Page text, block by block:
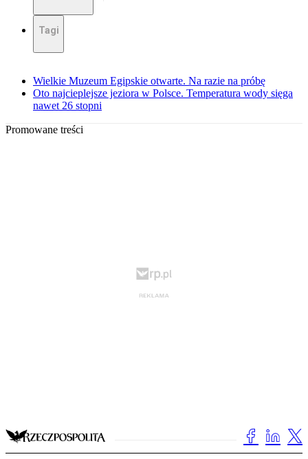
Tagi
Wielkie Muzeum Egipskie otwarte. Na razie na próbę
Oto najcieplejsze jeziora w Polsce. Temperatura wody sięga
nawet 26 stopni
Promowane treści